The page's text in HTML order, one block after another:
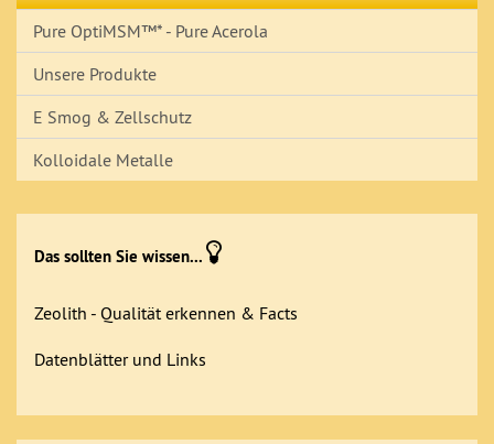
Pure OptiMSM™* - Pure Acerola
Unsere Produkte
E Smog & Zellschutz
Kolloidale Metalle
Das sollten Sie wissen...
Zeolith - Qualität erkennen & Facts
Datenblätter und Links